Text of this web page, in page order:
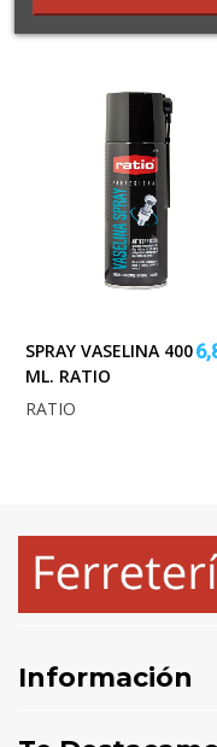
SPRAY VASELINA 400
ML. RATIO
RATIO
Información